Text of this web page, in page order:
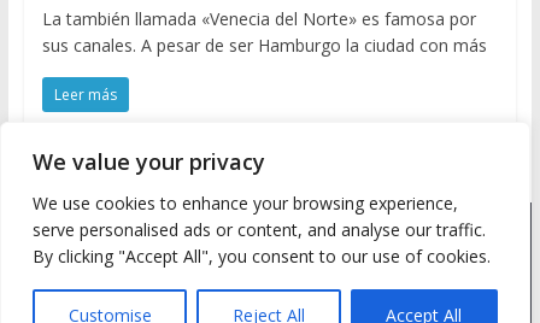
We value your privacy
We use cookies to enhance your browsing experience,
serve personalised ads or content, and analyse our traffic.
By clicking "Accept All", you consent to our use of cookies.
Customise Reject All Accept All
La también llamada «Venecia del Norte» es famosa por
sus canales. A pesar de ser Hamburgo la ciudad con más
Leer más
Copyright © 2026Meine Wanderlust. Todos los derechos
reservados.
Tema: ColorMag by ThemeGrill. Desarrollado conWordPress